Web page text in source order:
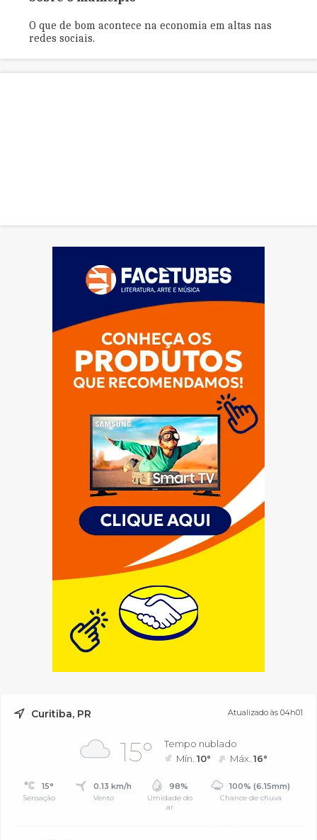
O que de bom acontece na economia em altas nas
redes sociais.
Curitiba, PR Atualizado às 04h01
15°
Tempo nublado
Mín.10° Máx.16°
15°
Sensação
0.13 km/h
Vento
98%
Umidade do
ar
100% (6.15mm)
Chance de chuva